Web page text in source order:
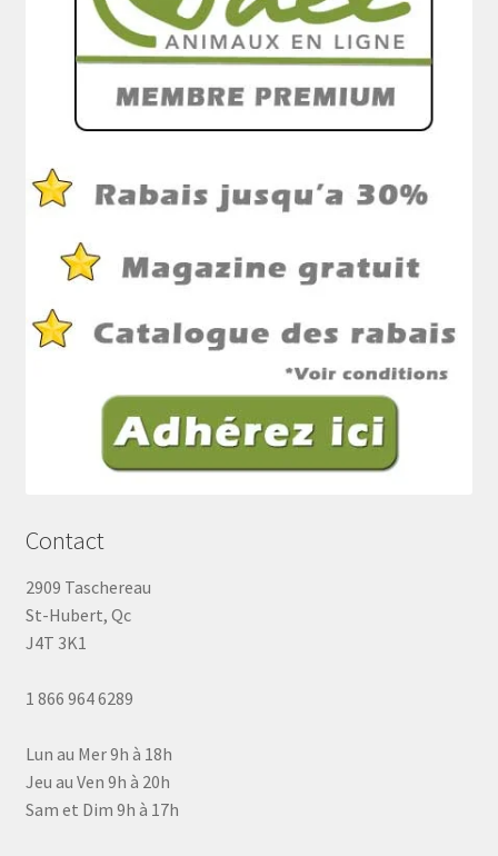
Contact
2909 Taschereau
St-Hubert, Qc
J4T 3K1
1 866 964 6289
Lun au Mer 9h à 18h
Jeu au Ven 9h à 20h
Sam et Dim 9h à 17h